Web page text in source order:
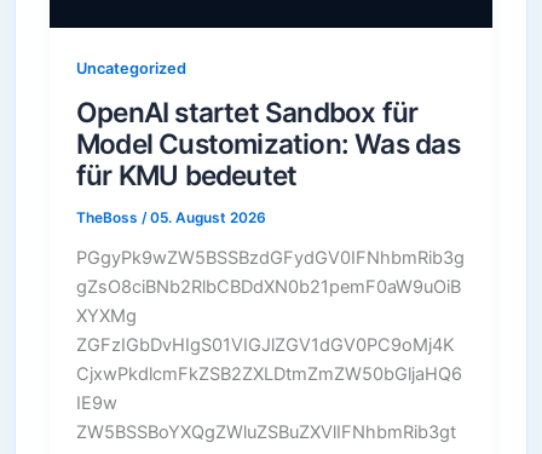
Uncategorized
OpenAI startet Sandbox für
Model Customization: Was das
für KMU bedeutet
TheBoss /05. August 2026
PGgyPk9wZW5BSSBzdGFydGV0IFNhbmRib3g
gZsO8ciBNb2RlbCBDdXN0b21pemF0aW9uOiB
XYXMg
ZGFzIGbDvHIgS01VIGJlZGV1dGV0PC9oMj4K
CjxwPkdlcmFkZSB2ZXLDtmZmZW50bGljaHQ6
IE9w
ZW5BSSBoYXQgZWluZSBuZXVlIFNhbmRib3gt